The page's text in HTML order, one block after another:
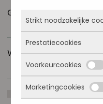
Gebruikersnaam of e-
Wachtwoord*Vereist
Onthouden
Strikt noodzakelijke
Deze cookies zorgen
überhaupt werkt. Ze
kunnen niet worden
ze alleen geplaatst
inloggen, een
privacyvoorkeuren
Prestatiecookies
Met deze cookies
bezocht wordt, waar
komen en welke
kunnen we de
Voorkeurcookies
Deze cookies
Bijvoorbeeld
Marketingcookies